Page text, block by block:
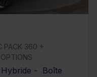
PACK 360 +
- Boîte